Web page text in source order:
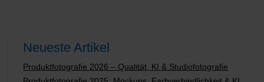
Neueste Artikel
Produktfotografie 2026 – Qualität, KI & Studiofotografie